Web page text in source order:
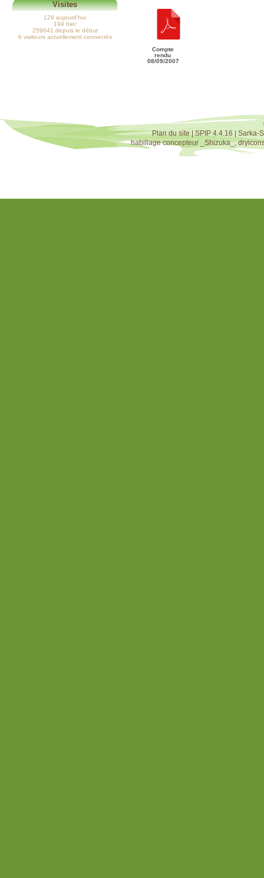
Compte
rendu
08/09/2007
Visites
129 aujourd’hui
194 hier
259641 depuis le début
6 visiteurs actuellement connectés
Plan du site|SPIP 4.4.16
Sarka-
habillage concepteur
_Shizuka_,